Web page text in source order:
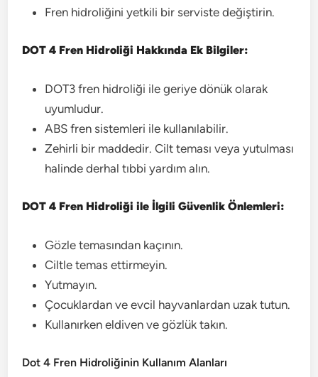
Fren hidroliğini yetkili bir serviste değiştirin.
DOT 4 Fren Hidroliği Hakkında Ek Bilgiler:
DOT3 fren hidroliği ile geriye dönük olarak
uyumludur.
ABS fren sistemleri ile kullanılabilir.
Zehirli bir maddedir. Cilt teması veya yutulması
halinde derhal tıbbi yardım alın.
DOT 4 Fren Hidroliği ile İlgili Güvenlik Önlemleri:
Gözle temasından kaçının.
Ciltle temas ettirmeyin.
Yutmayın.
Çocuklardan ve evcil hayvanlardan uzak tutun.
Kullanırken eldiven ve gözlük takın.
Dot 4 Fren Hidroliğinin Kullanım Alanları